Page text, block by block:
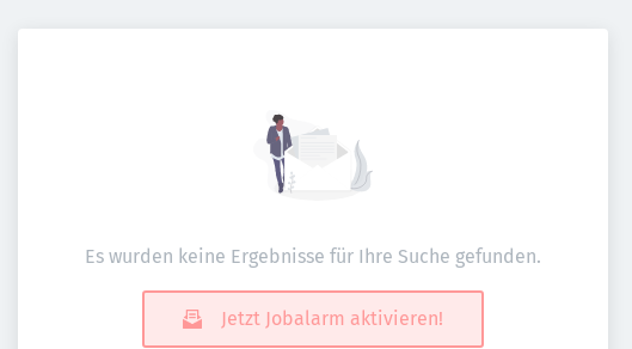
Es wurden keine Ergebnisse für Ihre Suche gefunden.
Jetzt Jobalarm aktivieren!